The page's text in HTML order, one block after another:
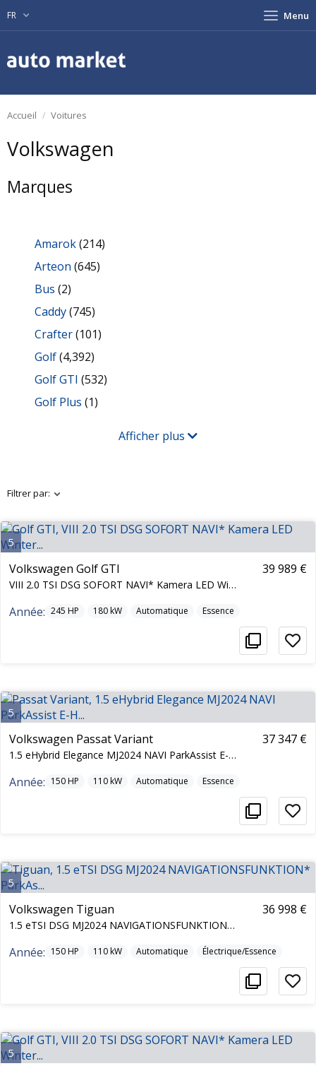
FR Menu
Accueil Voitures
Volkswagen
Marques
Amarok (214)
Arteon (645)
Bus (2)
Caddy (745)
Crafter (101)
Golf (4,392)
Golf GTI (532)
Golf Plus (1)
Afficher plus
Filtrer par:
5
Volkswagen Golf GTI
VIII 2.0 TSI DSG SOFORT NAVI* Kamera LED Winter...
39 989 €
Année: 245 HP 180kW Automatique Essence
5
Volkswagen Passat Variant
1.5 eHybrid Elegance MJ2024 NAVI ParkAssist E-H...
37 347 €
Année: 150HP 110kW Automatique Essence
5
Volkswagen Tiguan
1.5 eTSI DSG MJ2024 NAVIGATIONSFUNKTION* ParkAs...
36 998 €
Année: 150HP 110kW Automatique Électrique/Essence
5